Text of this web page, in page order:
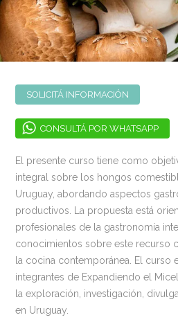
SOLICITÁ INFORMACIÓN
CONSULTÁ POR WHATSAPP
El presente curso tiene como
integral sobre los hongos
Uruguay, abordando aspectos
productivos. La propuesta está
profesionales de la gastronomía
conocimientos sobre este recurso
la cocina contemporánea. El curso
integrantes de Expandiendo el
la exploración, investigación,
en Uruguay.